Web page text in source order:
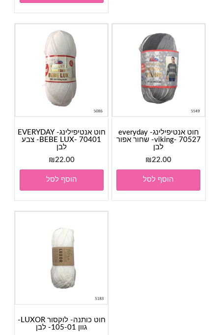
₪30.00.
₪28.00.
חוט אנטיפילינג- EVERYDAY
BEBE LUX- 70401- צבע
לבן
₪22.00
הוסף לסל
חוט אנטיפילינג- everyday
viking- 70527- שחור אפור
לבן
₪22.00
הוסף לסל
חוט כותנה- לוקסור LUXOR-
גוון 105-01- לבן